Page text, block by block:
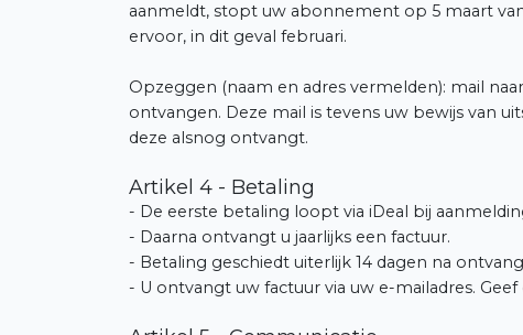
aanmeldt, stopt uw abonnement op 5 maart
ervoor, in dit geval februari.
Opzeggen (naam en adres vermelden): mail
ontvangen. Deze mail is tevens uw bewijs van
deze alsnog ontvangt.
Artikel 4 - Betaling
- De eerste betaling loopt via iDeal bij
- Daarna ontvangt u jaarlijks een factuur.
- Betaling geschiedt uiterlijk 14 dagen na
- U ontvangt uw factuur via uw e-mailadres.